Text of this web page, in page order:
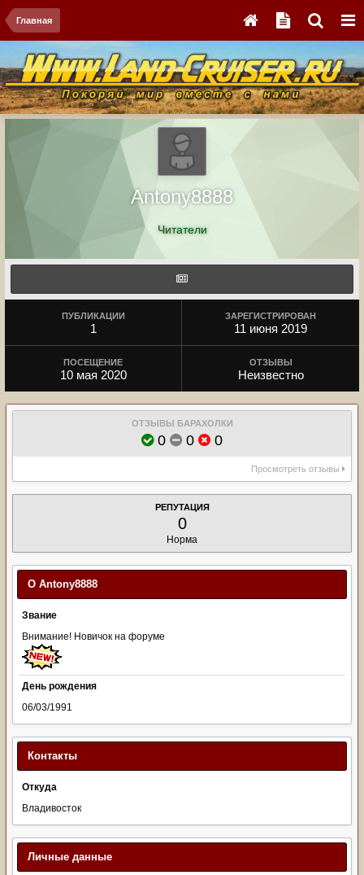
Главная
Antony8888
Читатели
ПУБЛИКАЦИИ
1
ЗАРЕГИСТРИРОВАН
11 июня 2019
ПОСЕЩЕНИЕ
10 мая 2020
ОТЗЫВЫ
Неизвестно
ОТЗЫВЫ БАРАХОЛКИ
0 0 0
Просмотреть отзывы
РЕПУТАЦИЯ
0
Норма
О Antony8888
Звание
Внимание! Новичок на форуме
День рождения
06/03/1991
Контакты
Откуда
Владивосток
Личные данные